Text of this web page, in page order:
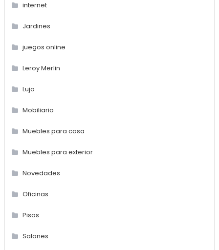
internet
Jardines
juegos online
Leroy Merlin
Lujo
Mobiliario
Muebles para casa
Muebles para exterior
Novedades
Oficinas
Pisos
Salones